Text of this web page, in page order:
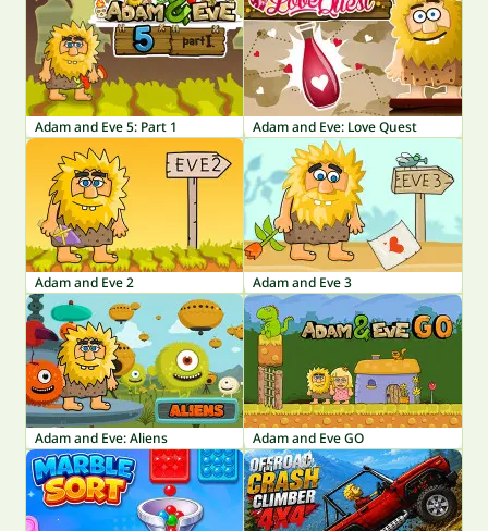
Adam and Eve 5: Part 1 Adam and Eve: Love Quest
Adam and Eve 2 Adam and Eve 3
Adam and Eve: Aliens Adam and Eve GO